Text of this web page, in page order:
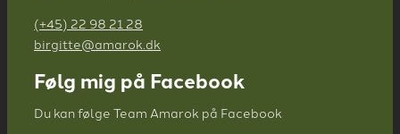
(+45) 22 98 21 28
birgitte@amarok.dk
Følg mig på Facebook
Du kan følge Team Amarok på Facebook